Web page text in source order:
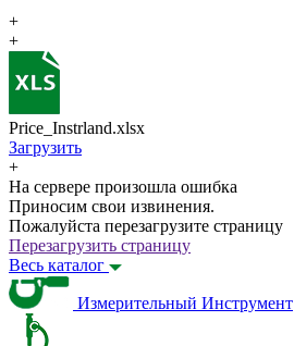
+
+
Price_Instrland.xlsx
Загрузить
+
На сервере произошла ошибка
Приносим свои извинения.
Пожалуйста перезагрузите страницу
Перезагрузить страницу
Весь каталог
Измерительный Инструмент